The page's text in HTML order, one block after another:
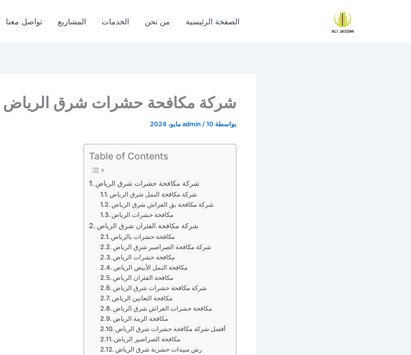
الصفحة الرئيسية من نحن الخدمات المشاريع تواصل معنا
شركة مكافحة حشرات شرق الرياض
بواسطة admin /10 مايو، 2024
Table of Contents
شركة مكافحة حشرات شرق الرياض
شركة مكافحة النمل شرق الرياض
شركة مكافحة بق الفراش شرق الرياض
مكافحة حشرات الرياض
شركة مكافحة الفئران شرق الرياض
مكافحة حشرات بالرياض
شركة مكافحة الصراصير شرق الرياض
مكافحة حشرات الرياض
مكافحة النمل الأبيض الرياض
مكافحة الفئران الرياض
شركة مكافحة حشرات شرق الرياض
مكافحة الثعابين الرياض
مكافحة حشرات الفراش شرق الرياض
مكافحة الرمة الرياض
أفضل شركة مكافحة حشرات شرق الرياض
مكافحة الصراصير الرياض
رش مبيدات حشرية شرق الرياض